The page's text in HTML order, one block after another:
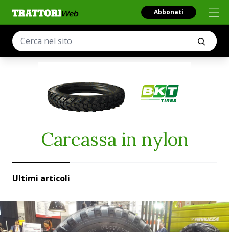
Abbonati
Carcassa in nylon
Ultimi articoli